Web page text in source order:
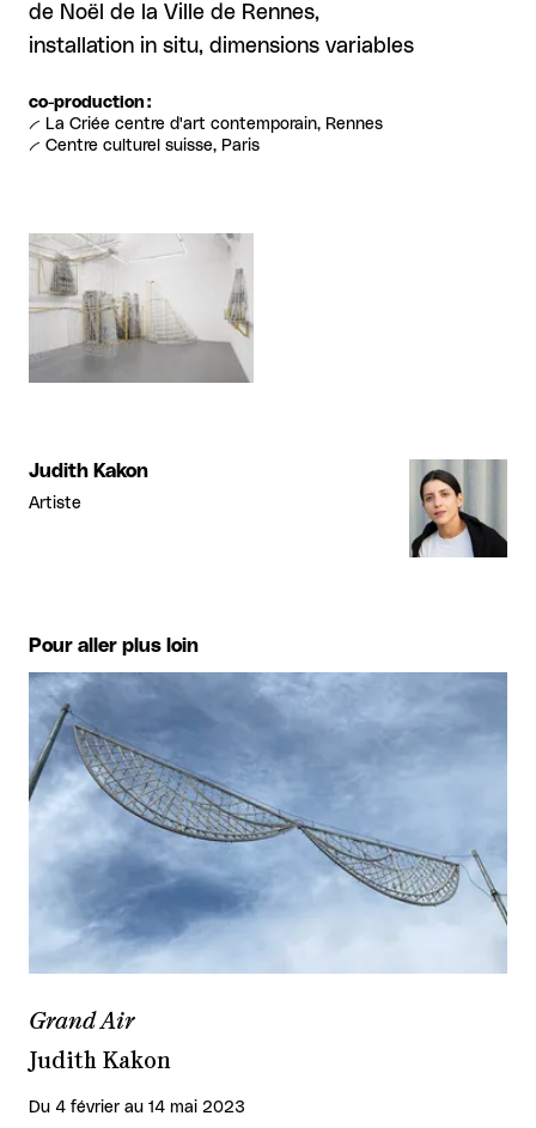
de Noël de la Ville de Rennes,
installation in situ, dimensions variables
co-production :
-- La Criée centre d'art contemporain, Rennes
-- Centre culturel suisse, Paris
Agrandir
Judith Kakon
Artiste
Pour aller plus loin
Grand Air
Judith Kakon
Du 4 février au 14 mai 2023